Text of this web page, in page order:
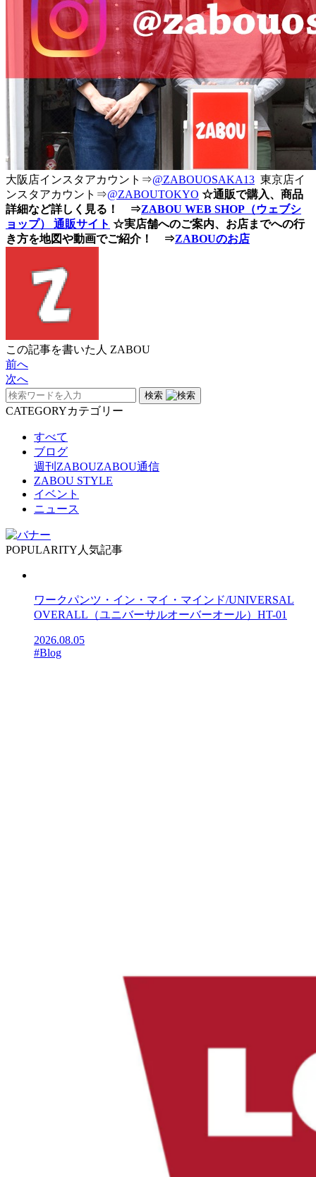
大阪店インスタアカウント⇒@ZABOUOSAKA13 東京店イ
ンスタアカウント⇒@ZABOUTOKYO ☆通販で購入、商品
詳細など詳しく見る！ ⇒ZABOU WEB SHOP（ウェブシ
ョップ） 通販サイト ☆実店舗へのご案内、お店までへの行
き方を地図や動画でご紹介！ ⇒ZABOUのお店
この記事を書いた人 ZABOU
前へ
次へ
検索
CATEGORYカテゴリー
すべて
ブログ
週刊ZABOUZABOU通信
ZABOU STYLE
イベント
ニュース
POPULARITY 人気記事
ワークパンツ・イン・マイ・マインド/UNIVERSAL
OVERALL（ユニバーサルオーバーオール）HT-01
2026.08.05
#Blog